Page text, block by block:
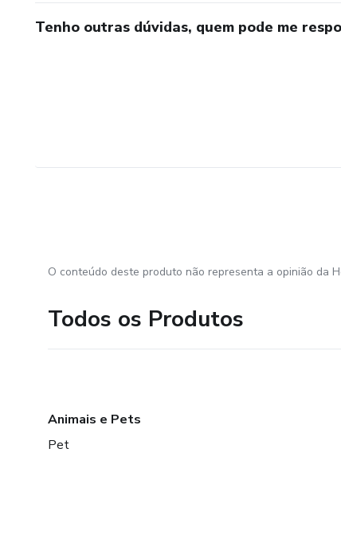
Tenho outras dúvidas, quem pode me
O conteúdo deste produto não representa a opinião da
Todos os Produtos
Animais e Pets
Pet